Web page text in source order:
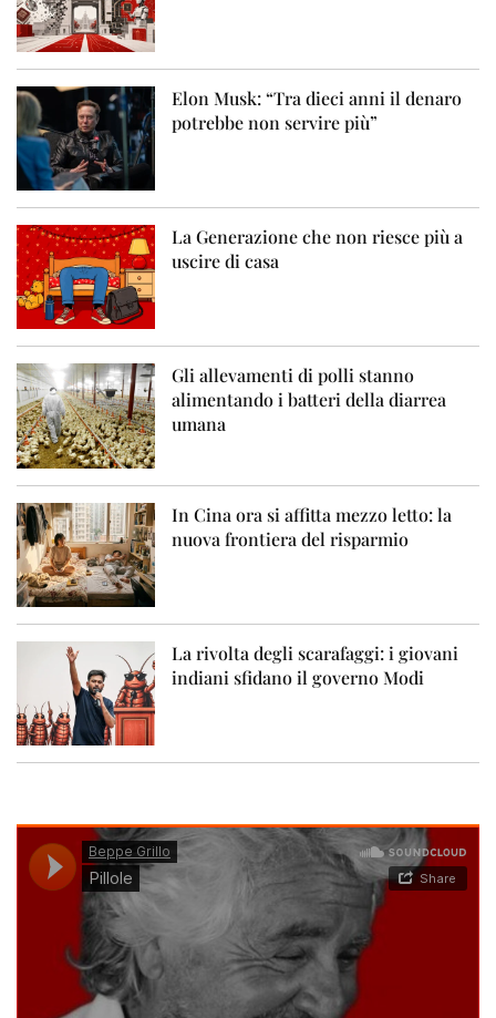
Elon Musk: “Tra dieci anni il denaro
potrebbe non servire più”
La Generazione che non riesce più a
uscire di casa
Gli allevamenti di polli stanno
alimentando i batteri della diarrea
umana
In Cina ora si affitta mezzo letto: la
nuova frontiera del risparmio
La rivolta degli scarafaggi: i giovani
indiani sfidano il governo Modi